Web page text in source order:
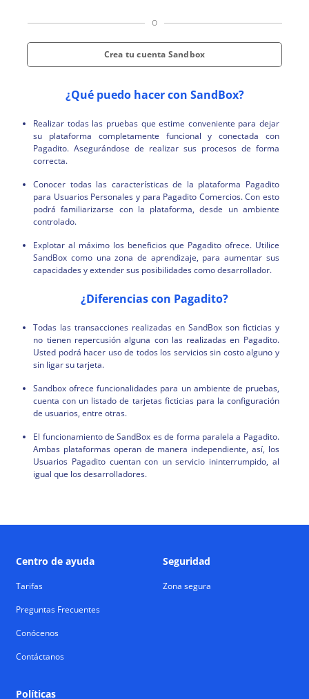
o
Crea tu cuenta Sandbox
¿Qué puedo hacer con SandBox?
Realizar todas las pruebas que estime conveniente para dejar
su plataforma completamente funcional y conectada con
Pagadito. Asegurándose de realizar sus procesos de forma
correcta.
Conocer todas las características de la plataforma Pagadito
para Usuarios Personales y para Pagadito Comercios. Con esto
podrá familiarizarse con la plataforma, desde un ambiente
controlado.
Explotar al máximo los beneficios que Pagadito ofrece. Utilice
SandBox como una zona de aprendizaje, para aumentar sus
capacidades y extender sus posibilidades como desarrollador.
¿Diferencias con Pagadito?
Todas las transacciones realizadas en SandBox son ficticias y
no tienen repercusión alguna con las realizadas en Pagadito.
Usted podrá hacer uso de todos los servicios sin costo alguno y
sin ligar su tarjeta.
Sandbox ofrece funcionalidades para un ambiente de pruebas,
cuenta con un listado de tarjetas ficticias para la configuración
de usuarios, entre otras.
El funcionamiento de SandBox es de forma paralela a Pagadito.
Ambas plataformas operan de manera independiente, así, los
Usuarios Pagadito cuentan con un servicio ininterrumpido, al
igual que los desarrolladores.
Centro de ayuda
Tarifas
Preguntas Frecuentes
Conócenos
Contáctanos
Seguridad
Zona segura
Políticas